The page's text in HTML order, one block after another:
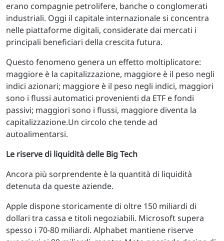
erano compagnie petrolifere, banche o conglomerati
industriali. Oggi il capitale internazionale si concentra
nelle piattaforme digitali, considerate dai mercati i
principali beneficiari della crescita futura.
Questo fenomeno genera un effetto moltiplicatore:
maggiore è la capitalizzazione, maggiore è il peso negli
indici azionari; maggiore è il peso negli indici, maggiori
sono i flussi automatici provenienti da ETF e fondi
passivi; maggiori sono i flussi, maggiore diventa la
capitalizzazione.Un circolo che tende ad
autoalimentarsi.
Le riserve di liquidità delle Big Tech
Ancora più sorprendente è la quantità di liquidità
detenuta da queste aziende.
Apple dispone storicamente di oltre 150 miliardi di
dollari tra cassa e titoli negoziabili. Microsoft supera
spesso i 70-80 miliardi. Alphabet mantiene riserve